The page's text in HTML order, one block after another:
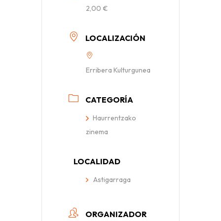
2,00 €
LOCALIZACIÓN
Erribera Kulturgunea
CATEGORÍA
Haurrentzako
zinema
LOCALIDAD
Astigarraga
ORGANIZADOR